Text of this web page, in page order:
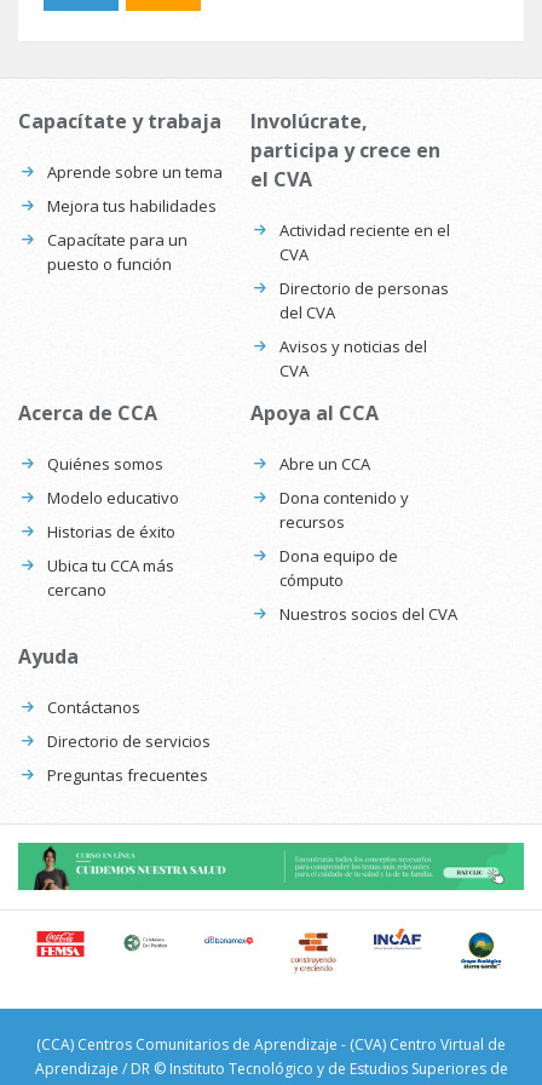
Capacítate y trabaja
Aprende sobre un tema
Mejora tus habilidades
Capacítate para un
puesto o función
Involúcrate,
participa y crece en
el CVA
Actividad reciente en el
CVA
Directorio de personas
del CVA
Avisos y noticias del
CVA
Acerca de CCA
Quiénes somos
Modelo educativo
Historias de éxito
Ubica tu CCA más
cercano
Apoya al CCA
Abre un CCA
Dona contenido y
recursos
Dona equipo de
cómputo
Nuestros socios del CVA
Ayuda
Contáctanos
Directorio de servicios
Preguntas frecuentes
(CCA) Centros Comunitarios de Aprendizaje - (CVA) Centro Virtual de
Aprendizaje / DR © Instituto Tecnológico y de Estudios Superiores de